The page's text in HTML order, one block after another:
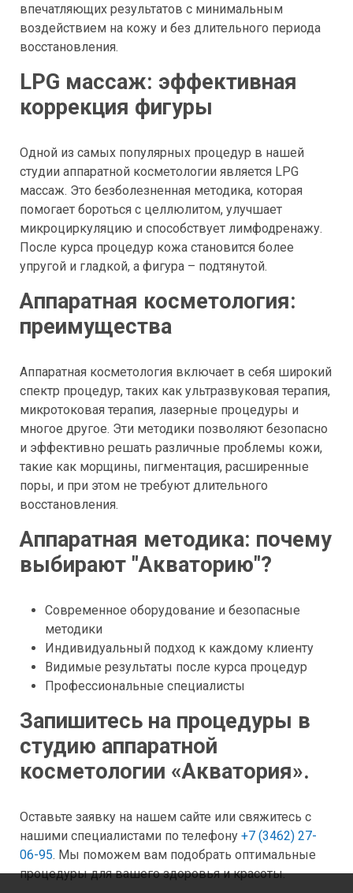
впечатляющих результатов с минимальным
воздействием на кожу и без длительного периода
восстановления.
LPG массаж: эффективная
коррекция фигуры
Одной из самых популярных процедур в нашей
студии аппаратной косметологии является LPG
массаж. Это безболезненная методика, которая
помогает бороться с целлюлитом, улучшает
микроциркуляцию и способствует лимфодренажу.
После курса процедур кожа становится более
упругой и гладкой, а фигура – подтянутой.
Аппаратная косметология:
преимущества
Аппаратная косметология включает в себя широкий
спектр процедур, таких как ультразвуковая терапия,
микротоковая терапия, лазерные процедуры и
многое другое. Эти методики позволяют безопасно
и эффективно решать различные проблемы кожи,
такие как морщины, пигментация, расширенные
поры, и при этом не требуют длительного
восстановления.
Аппаратная методика: почему
выбирают "Акваторию"?
Современное оборудование и безопасные
методики
Индивидуальный подход к каждому клиенту
Видимые результаты после курса процедур
Профессиональные специалисты
Запишитесь на процедуры в
студию аппаратной
косметологии «Акватория».
Оставьте заявку на нашем сайте или свяжитесь с
нашими специалистами по телефону +7 (3462) 27-
06-95. Мы поможем вам подобрать оптимальные
процедуры для вашего здоровья и красоты.